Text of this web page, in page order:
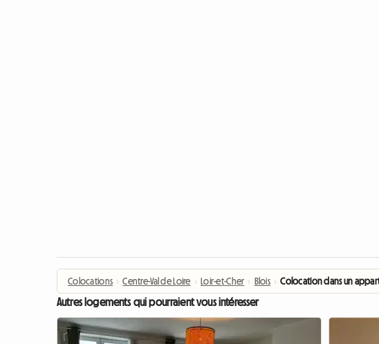
Colocations › Centre-Val de Loire › Loir-et-Cher › Blois › Colocation dans un
Autres logements qui pourraient vous intéresser